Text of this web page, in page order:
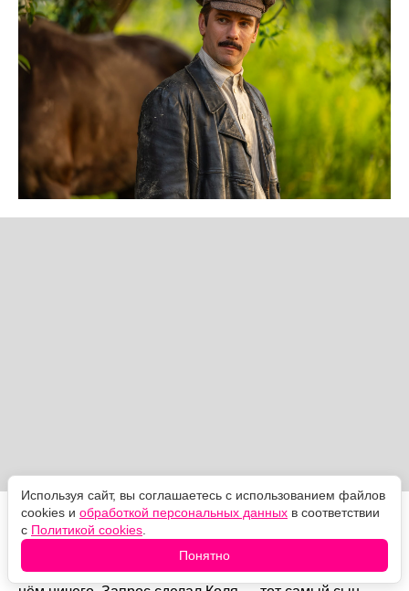
Что стало с Иваном
Сына, рождённого Настей от немца Хайнца, забрали
в детдом ещё в 40-х, и много лет героиня не знала о
Используя сайт, вы соглашаетесь с использованием файлов
cookies и обработкой персональных данных в соответствии
с Политикой cookies
Понятно